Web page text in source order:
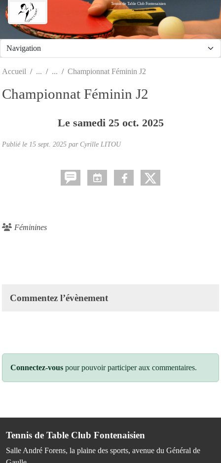
Tennis de Table Club Fontenaisien
Accueil Championnat Féminin J2
Championnat Féminin J2
Le samedi 25 oct. 2025
Publié le 15 sept. 2025 par Cyrille LITOU
Féminines
Commentez l’évènement
Connectez-vous pour pouvoir participer aux commentaires.
Tennis de Table Club Fontenaisien
Salle André Forens, la plaine des sports, avenue du Général de
Panneau de gestion des cookies